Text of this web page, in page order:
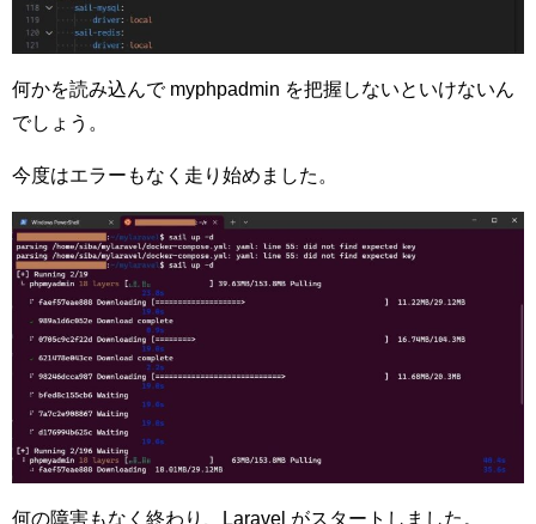
何かを読み込んで myphpadmin を把握しないといけないん
でしょう。
今度はエラーもなく走り始めました。
何の障害もなく終わり、Laravel がスタートしました。